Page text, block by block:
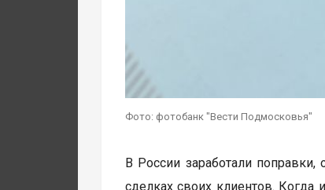
Фото: фотобанк "Вести Подмосковья"
В России заработали
сделках своих клиентов.